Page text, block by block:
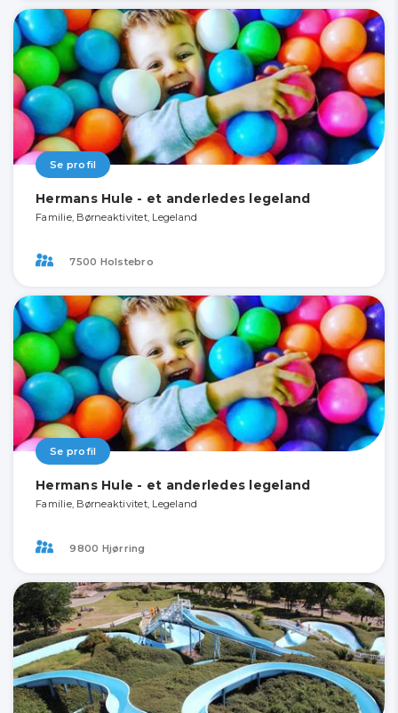
Se profil
Hermans Hule - et anderledes legeland
Familie, Børneaktivitet, Legeland
7500 Holstebro
Se profil
Hermans Hule - et anderledes legeland
Familie, Børneaktivitet, Legeland
9800 Hjørring